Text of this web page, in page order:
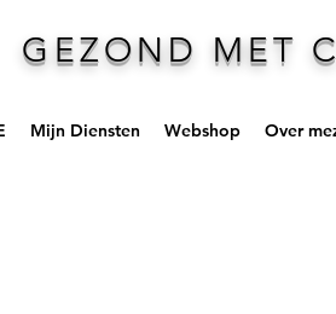
GEZOND MET
Mijn Diensten Webshop Over